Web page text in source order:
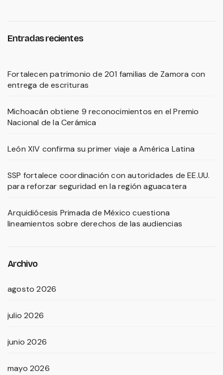
Entradas recientes
Fortalecen patrimonio de 201 familias de Zamora con
entrega de escrituras
Michoacán obtiene 9 reconocimientos en el Premio
Nacional de la Cerámica
León XIV confirma su primer viaje a América Latina
SSP fortalece coordinación con autoridades de EE.UU.
para reforzar seguridad en la región aguacatera
Arquidiócesis Primada de México cuestiona
lineamientos sobre derechos de las audiencias
Archivo
agosto 2026
julio 2026
junio 2026
mayo 2026